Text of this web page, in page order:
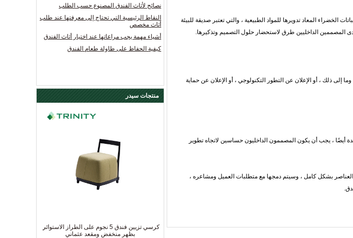
نصائح لأثاث الفندق المصنوع حسب الطلب
النقاط الرئيسية التي تحتاج إلى معرفتها عند طلب
أثاث مخصص
أشياء مهمة يجب مراعاتها عند اختيار أثاث الفندق
كيفية الحفاظ على طاولة طعام الفندق
منتجات سيدر
كرسي تزيين فندق 5 نجوم على الطراز الاستوائي
بظهر منخفض ومقعد عثماني
الخضراء المعاد تدويرها للمواد الطبيعية ، والتي تعتبر صديقة للبيئة
المصممين الداخليين طرق لاستحضار حلول التصميم وتذكيرها.
إلى ذلك ، أو الإعلان عن التطور التكنولوجي ، أو الإعلان عن حماية
أيضًا ، يجب أن يكون المصممون الداخليون حساسين لاتجاه تطوير
بشكل كامل ، وسيتم دمجها مع متطلبات العميل ومشاعره ،